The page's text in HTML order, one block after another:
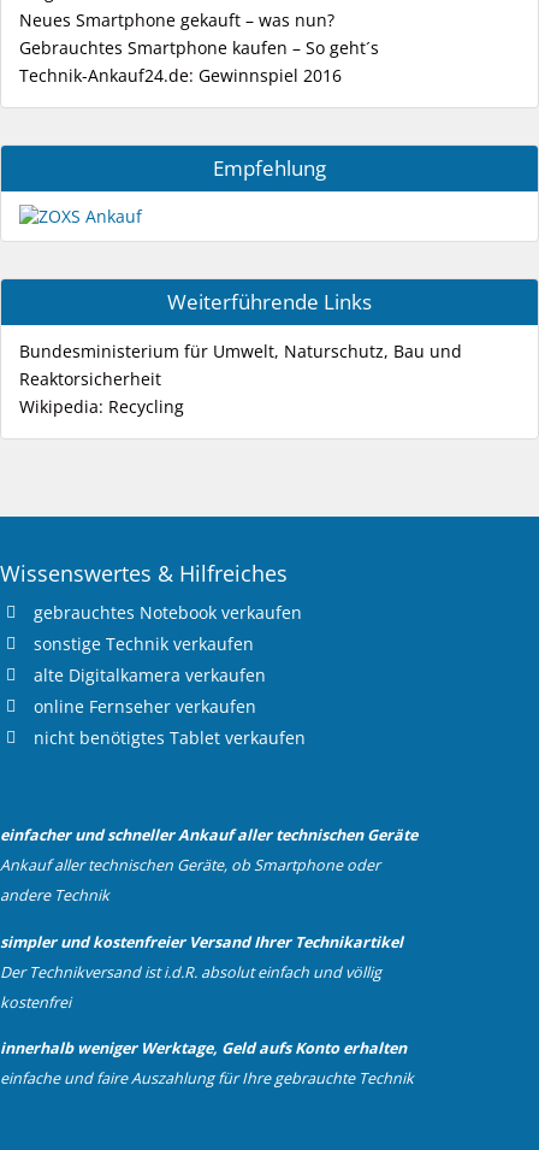
Neues Smartphone gekauft – was nun?
Gebrauchtes Smartphone kaufen – So geht´s
Technik-Ankauf24.de: Gewinnspiel 2016
Empfehlung
Weiterführende Links
Bundesministerium für Umwelt, Naturschutz, Bau und
Reaktorsicherheit
Wikipedia: Recycling
Wissenswertes & Hilfreiches
gebrauchtes Notebook verkaufen
sonstige Technik verkaufen
alte Digitalkamera verkaufen
online Fernseher verkaufen
nicht benötigtes Tablet verkaufen
einfacher und schneller Ankauf aller technischen Geräte
Ankauf aller technischen Geräte, ob Smartphone oder
andere Technik
simpler und kostenfreier Versand Ihrer Technikartikel
Der Technikversand ist i.d.R. absolut einfach und völlig
kostenfrei
innerhalb weniger Werktage, Geld aufs Konto erhalten
einfache und faire Auszahlung für Ihre gebrauchte Technik